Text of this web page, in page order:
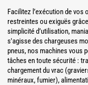
Facilitez l’exécution de vos
restreintes ou exiguës
simplicité d’utilisation,
s'agisse des chargeuses
pneus, nos machines vous
tâches en toute sécurité :
chargement du vrac
minéraux, fumier),